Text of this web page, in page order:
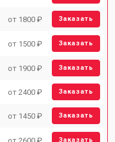
от 1800 ₽ Заказать
от 1500 ₽ Заказать
от 1900 ₽ Заказать
от 2400 ₽ Заказать
от 1450 ₽ Заказать
от 2600 ₽ Заказать